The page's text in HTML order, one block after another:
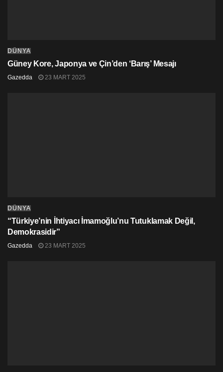
DÜNYA
Güney Kore, Japonya ve Çin’den ‘Barış’ Mesajı
Gazedda 23 MART 2025
DÜNYA
“Türkiye’nin İhtiyacı İmamoğlu’nu Tutuklamak Değil,
Demokrasidir”
Gazedda 23 MART 2025